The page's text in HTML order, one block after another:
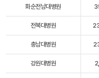
화순전남대병원
전북대병원
충남대병원
강원대병원